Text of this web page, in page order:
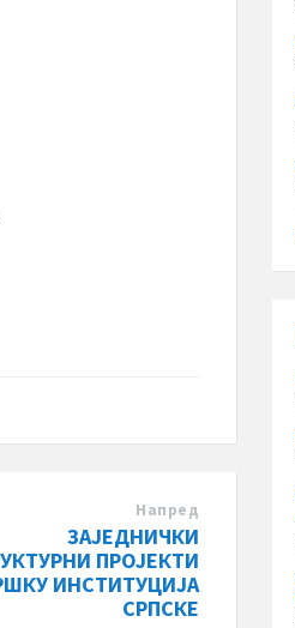
Напред
ЗАЈЕДНИЧКИ
ПРОЈЕКТИ
ИНСТИТУЦИЈА
СРПСКЕ